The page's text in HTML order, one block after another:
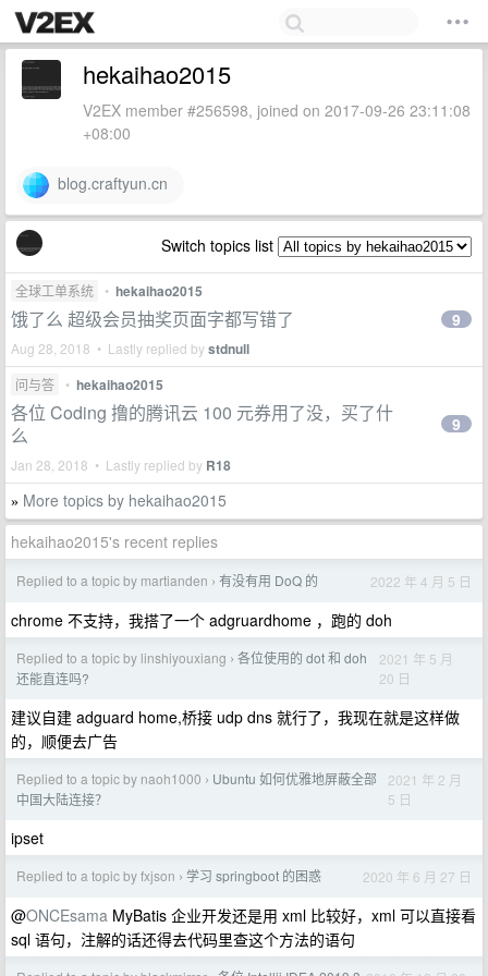
hekaihao2015
V2EX member #256598, joined on 2017-09-26 23:11:08
+08:00
blog.craftyun.cn
Switch topics list
全球工单系统 • hekaihao2015
饿了么 超级会员抽奖页面字都写错了
Aug 28, 2018 • Lastly replied bystdnull
9
问与答 • hekaihao2015
各位 Coding 撸的腾讯云 100 元券用了没，买了什
么
Jan 28, 2018 • Lastly replied by R18
9
» More topics by hekaihao2015
hekaihao2015's recent replies
Replied to a topic by martianden › 有没有用 DoQ 的 2022 年 4 月 5 日
chrome 不支持，我搭了一个 adgruardhome ，跑的 doh
Replied to a topic by linshiyouxiang › 各位使用的 dot 和 doh
还能直连吗?
2021 年 5 月
20 日
建议自建 adguard home,桥接 udp dns 就行了，我现在就是这样做
的，顺便去广告
Replied to a topic by naoh1000 › Ubuntu 如何优雅地屏蔽全部
中国大陆连接？
2021 年 2 月
5 日
ipset
Replied to a topic by fxjson › 学习 springboot 的困惑 2020 年 6 月 27 日
@ONCEsama MyBatis 企业开发还是用 xml 比较好，xml 可以直接看
sql 语句，注解的话还得去代码里查这个方法的语句